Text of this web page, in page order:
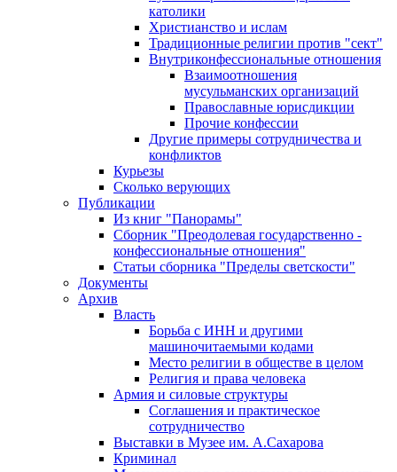
католики
Христианство и ислам
Традиционные религии против "сект"
Внутриконфессиональные отношения
Взаимоотношения
мусульманских организаций
Православные юрисдикции
Прочие конфессии
Другие примеры сотрудничества и
конфликтов
Курьезы
Сколько верующих
Публикации
Из книг "Панорамы"
Сборник "Преодолевая государственно -
конфессиональные отношения"
Статьи сборника "Пределы светскости"
Документы
Архив
Власть
Борьба с ИНН и другими
машиночитаемыми кодами
Место религии в обществе в целом
Религия и права человека
Армия и силовые структуры
Соглашения и практическое
сотрудничество
Выставки в Музее им. А.Сахарова
Криминал